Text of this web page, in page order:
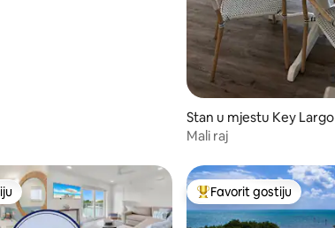
Stan u mjestu Key Largo
Mali raj
Glavni favorit gostiju
Favorit gostiju